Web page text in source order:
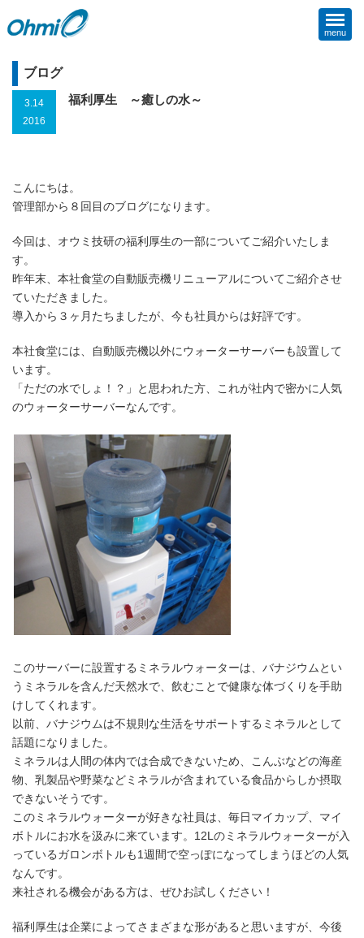
menu
ブログ
3.14
2016
福利厚生 ～癒しの水～
こんにちは。
管理部から８回目のブログになります。
今回は、オウミ技研の福利厚生の一部についてご紹介いたしま
す。
昨年末、本社食堂の自動販売機リニューアルについてご紹介させ
ていただきました。
導入から３ヶ月たちましたが、今も社員からは好評です。
本社食堂には、自動販売機以外にウォーターサーバーも設置して
います。
「ただの水でしょ！？」と思われた方、これが社内で密かに人気
のウォーターサーバーなんです。
このサーバーに設置するミネラルウォーターは、バナジウムとい
うミネラルを含んだ天然水で、飲むことで健康な体づくりを手助
けしてくれます。
以前、バナジウムは不規則な生活をサポートするミネラルとして
話題になりました。
ミネラルは人間の体内では合成できないため、こんぶなどの海産
物、乳製品や野菜などミネラルが含まれている食品からしか摂取
できないそうです。
このミネラルウォーターが好きな社員は、毎日マイカップ、マイ
ボトルにお水を汲みに来ています。12Lのミネラルウォーターが入
っているガロンボトルも1週間で空っぽになってしまうほどの人気
なんです。
来社される機会がある方は、ぜひお試しください！
福利厚生は企業によってさまざまな形があると思いますが、今後